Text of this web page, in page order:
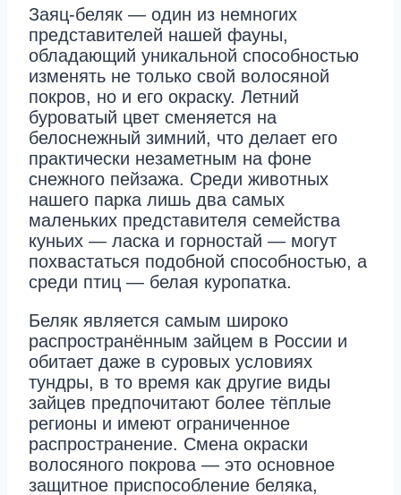
Заяц-беляк — один из немногих
представителей нашей фауны,
обладающий уникальной способностью
изменять не только свой волосяной
покров, но и его окраску. Летний
буроватый цвет сменяется на
белоснежный зимний, что делает его
практически незаметным на фоне
снежного пейзажа. Среди животных
нашего парка лишь два самых
маленьких представителя семейства
куньих — ласка и горностай — могут
похвастаться подобной способностью, а
среди птиц — белая куропатка.
Беляк является самым широко
распространённым зайцем в России и
обитает даже в суровых условиях
тундры, в то время как другие виды
зайцев предпочитают более тёплые
регионы и имеют ограниченное
распространение. Смена окраски
волосяного покрова — это основное
защитное приспособление беляка,